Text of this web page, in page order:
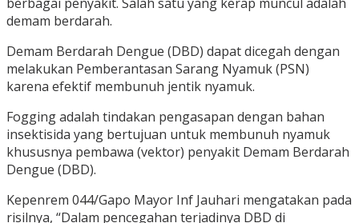
demam berdarah.
Demam Berdarah Dengue (DBD) dapat dicegah dengan
melakukan Pemberantasan Sarang Nyamuk (PSN)
karena efektif membunuh jentik nyamuk.
Fogging adalah tindakan pengasapan dengan bahan
insektisida yang bertujuan untuk membunuh nyamuk
khususnya pembawa (vektor) penyakit Demam Berdarah
Dengue (DBD).
Kepenrem 044/Gapo Mayor Inf Jauhari mengatakan pada
risilnya, “Dalam pencegahan terjadinya DBD di